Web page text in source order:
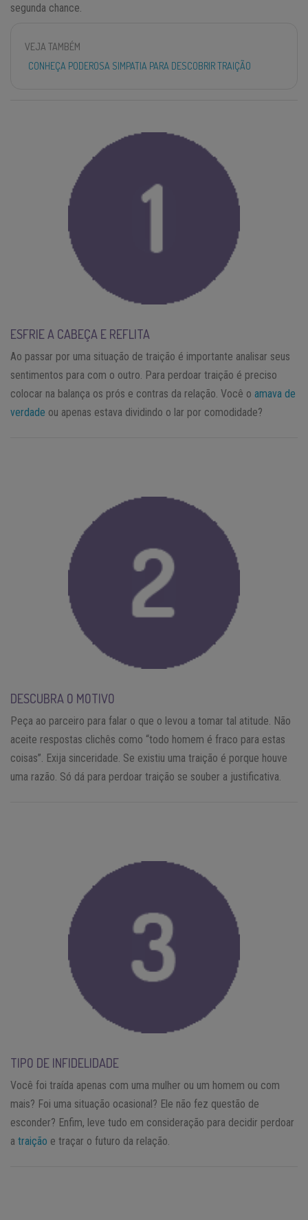
segunda chance.
VEJA TAMBÉM
CONHEÇA PODEROSA SIMPATIA PARA DESCOBRIR TRAIÇÃO
ESFRIE A CABEÇA E REFLITA
Ao passar por uma situação de traição é importante analisar seus
sentimentos para com o outro. Para perdoar traição é preciso
colocar na balança os prós e contras da relação. Você o amava de
verdade ou apenas estava dividindo o lar por comodidade?
DESCUBRA O MOTIVO
Peça ao parceiro para falar o que o levou a tomar tal atitude. Não
aceite respostas clichês como “todo homem é fraco para estas
coisas”. Exija sinceridade. Se existiu uma traição é porque houve
uma razão. Só dá para perdoar traição se souber a justificativa.
TIPO DE INFIDELIDADE
Você foi traída apenas com uma mulher ou um homem ou com
mais? Foi uma situação ocasional? Ele não fez questão de
esconder? Enfim, leve tudo em consideração para decidir perdoar
a traição e traçar o futuro da relação.